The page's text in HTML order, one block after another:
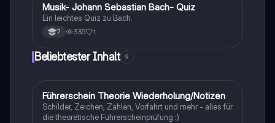
MMusik
Musik- Johann Sebastian Bach- Quiz
Ein leichtes Quiz zu Bach.
7 335 1
Beliebtester Inhalt 9
Lerntipps
Führerschein Theorie Wiederholung/Notizen
Schilder, Zeichen, Zahlen, Vorfahrt und mehr - alles für
die theoretische Führerscheinprüfung :)